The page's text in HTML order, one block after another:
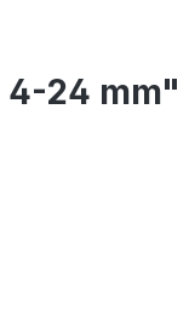
24 mm"